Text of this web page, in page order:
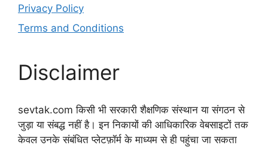
Privacy Policy
Terms and Conditions
Disclaimer
sevtak.com किसी भी सरकारी शैक्षणिक संस्थान या संगठन से
जुड़ा या संबद्ध नहीं है। इन निकायों की आधिकारिक वेबसाइटों तक
केवल उनके संबंधित प्लेटफ़ॉर्म के माध्यम से ही पहुंचा जा सकता